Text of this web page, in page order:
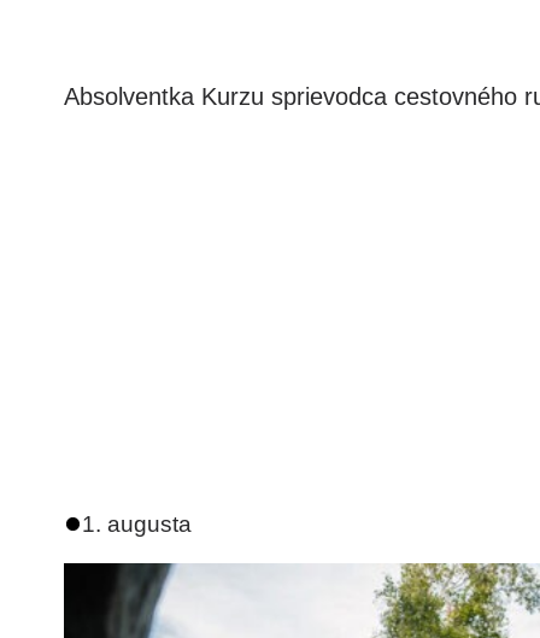
Absolventka Kurzu sprievodca cestovného
1. augusta